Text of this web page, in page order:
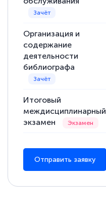
Организация и
содержание
деятельности
библиографа
Итоговый
междисциплинарный
экзамен
Отправить заявку